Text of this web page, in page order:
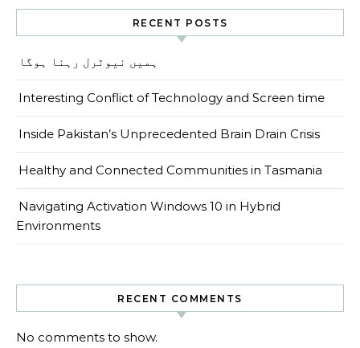
RECENT POSTS
ہمیں نیوٹرل رہنا ہوگا
Interesting Conflict of Technology and Screen time
Inside Pakistan’s Unprecedented Brain Drain Crisis
Healthy and Connected Communities in Tasmania
Navigating Activation Windows 10 in Hybrid
Environments
RECENT COMMENTS
No comments to show.